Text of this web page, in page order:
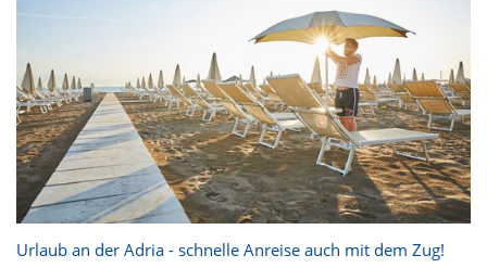
Urlaub an der Adria - schnelle Anreise auch mit dem Zug!